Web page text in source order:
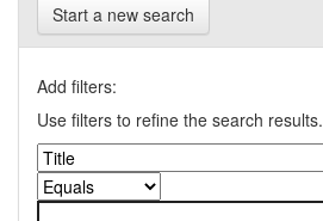
Start a new search
Add filters:
Use filters to refine the search results.